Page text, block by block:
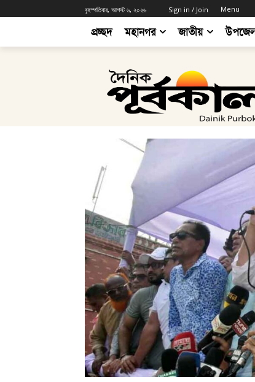
বৃহস্পতিবার, আগস্ট ৬, ২০২৬ Sign in / Join Menu
প্রচ্ছদ মহানগর জাতীয়